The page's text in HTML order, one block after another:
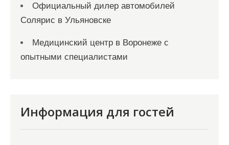
Официальный дилер автомобилей
Солярис в Ульяновске
Медицинский центр в Воронеже с
опытными специалистами
Информация для гостей